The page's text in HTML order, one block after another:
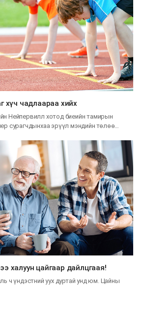
хүч чадлаараа хийх
Нейпервилл хотод биеийн тамирын
сурагчдынхаа эрүүл мэндийн төлөө…
халуун цайгаар дайлцгаая!
ч үндэстний уух дуртай унд юм. Цайны